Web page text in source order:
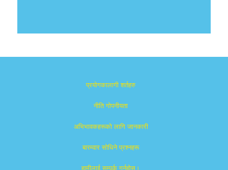
प्रयोगकालागी शर्तहरु
नीति गोपनीयता
अभिभावकहरूको लागि जानकारी
बारम्वार साेधिने प्रश्नहरू
हामीलाई सम्पर्क गर्नुहोस्।